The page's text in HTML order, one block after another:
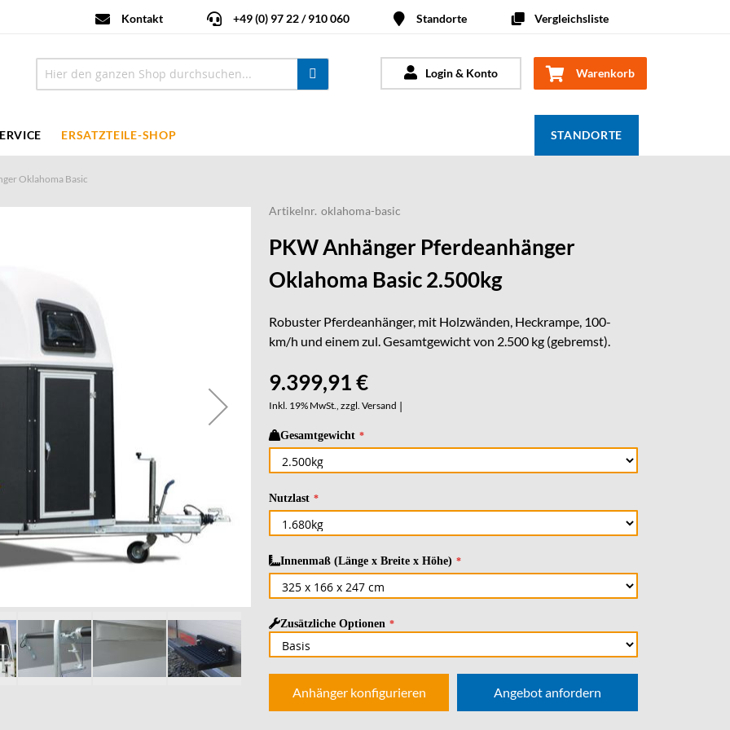
Kontakt +49 (0) 97 22 / 910 060 Standorte Vergleichsliste
Warenkorb
Login & Konto
ERSATZTEILE-SHOP STANDORTE
Oklahoma Basic
Artikelnr. oklahoma-basic
PKW Anhänger Pferdeanhänger
Oklahoma Basic 2.500kg
Robuster Pferdeanhänger, mit Holzwänden, Heckrampe, 100-
km/h und einem zul. Gesamtgewicht von 2.500 kg (gebremst).
9.399,91 €
Inkl. 19% MwSt., zzgl.Versand |
Gesamtgewicht
Nutzlast
Innenmaß (Länge x Breite x Höhe)
Zusätzliche Optionen
Anhänger konfigurieren Angebot anfordern